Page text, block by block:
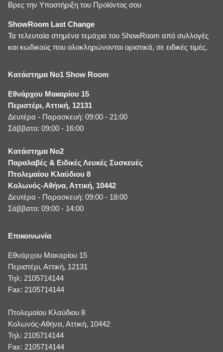
Βρες την Υποστήριξη του Προϊόντος σου
ShowRoom Last Change
Τα τελευταία στημένα τεμάχια του ShowRoom από συλλογές
και κωδικούς που ολοκληρώνονται οριστικά, σε ειδικές τιμές.
Κατάστημα No1 Show Room
Εθνάρχου Μακαρίου 15
Περιστέρι, Αττική, 12131
Δευτέρα - Παρασκευή: 09:00 - 21:00
Σάββατο: 09:00 - 16:00
Κατάστημα No2
Παραλαβές & Ειδικές Λευκές Συσκευές
Πτολεμαίου Κλαύδιου 8
Κολωνός-Αθήνα, Αττική, 10442
Δευτέρα - Παρασκευή: 09:00 - 18:00
Σάββατο: 09:00 - 14:00
Επικοινωνία
Εθνάρχου Μακαρίου 15
Περιστέρι, Αττική, 12131
Τηλ: 2105714144
Fax: 2105714144
Πτολεμαίου Κλαύδιου 8
Κολωνός-Αθήνα, Αττική, 10442
Τηλ: 2105714144
Fax: 2105714144